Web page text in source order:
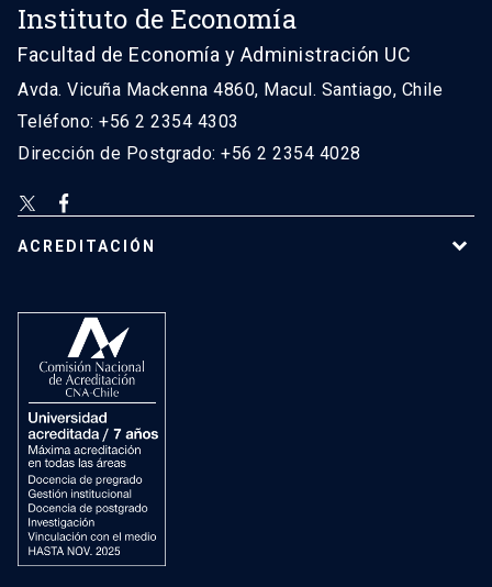
Instituto de Economía
Facultad de Economía y Administración UC
Avda. Vicuña Mackenna 4860, Macul. Santiago, Chile
Teléfono: +56 2 2354 4303
Dirección de Postgrado: +56 2 2354 4028
ACREDITACIÓN